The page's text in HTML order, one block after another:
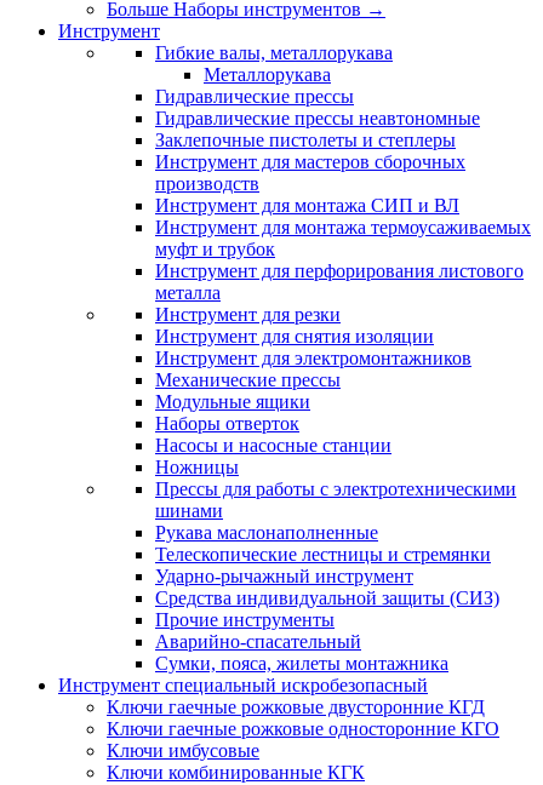
Больше Наборы инструментов →
Инструмент
Гибкие валы, металлорукава
Металлорукава
Гидравлические прессы
Гидравлические прессы неавтономные
Заклепочные пистолеты и степлеры
Инструмент для мастеров сборочных
производств
Инструмент для монтажа СИП и ВЛ
Инструмент для монтажа термоусаживаемых
муфт и трубок
Инструмент для перфорирования листового
металла
Инструмент для резки
Инструмент для снятия изоляции
Инструмент для электромонтажников
Механические прессы
Модульные ящики
Наборы отверток
Насосы и насосные станции
Ножницы
Прессы для работы с электротехническими
шинами
Рукава маслонаполненные
Телескопические лестницы и стремянки
Ударно-рычажный инструмент
Средства индивидуальной защиты (СИЗ)
Прочие инструменты
Аварийно-спасательный
Сумки, пояса, жилеты монтажника
Инструмент специальный искробезопасный
Ключи гаечные рожковые двусторонние КГД
Ключи гаечные рожковые односторонние КГО
Ключи имбусовые
Ключи комбинированные КГК